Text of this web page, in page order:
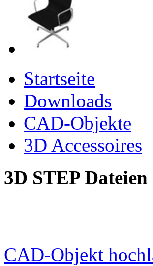
Startseite
Downloads
CAD-Objekte
3D Accessoires
3D STEP Dateien
CAD-Objekt